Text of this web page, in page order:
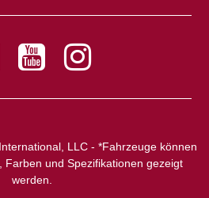
LLC - *Fahrzeuge können
Farben und Spezifikationen gezeigt
werden.